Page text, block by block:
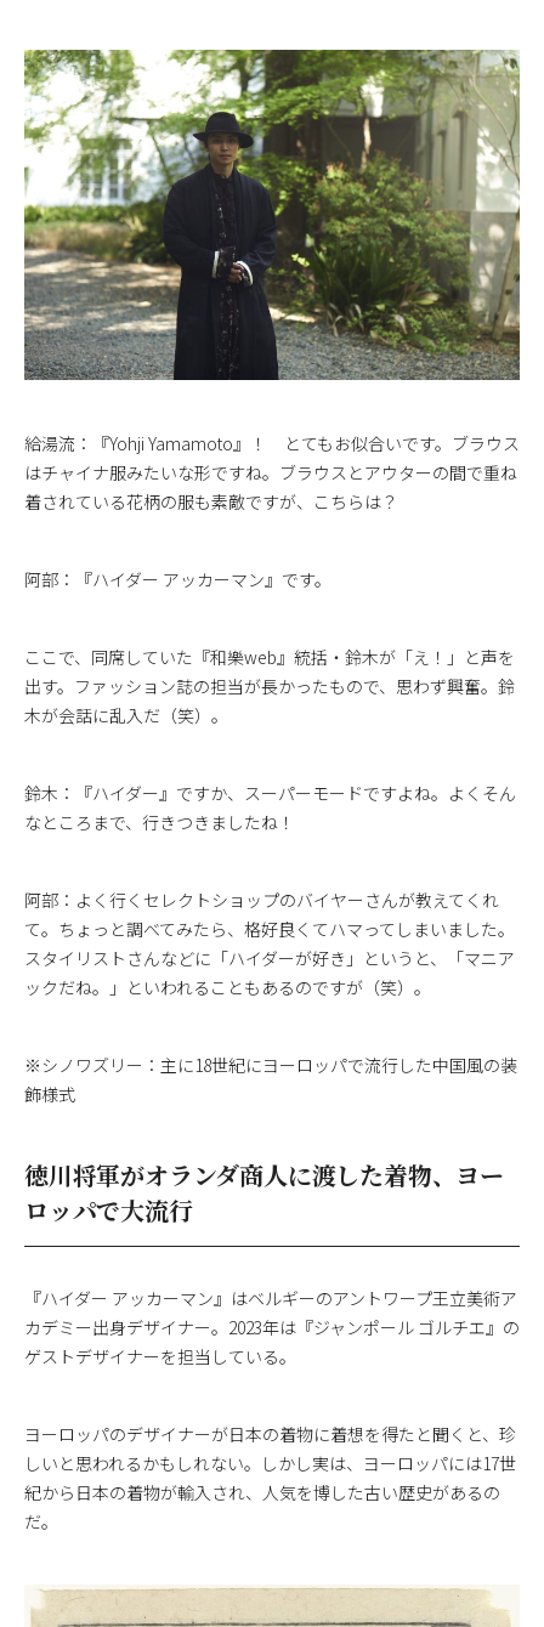
給湯流：『Yohji Yamamoto』！ とてもお似合いです。ブラウス
はチャイナ服みたいな形ですね。ブラウスとアウターの間で重ね
着されている花柄の服も素敵ですが、こちらは？
阿部：『ハイダー アッカーマン』です。
ここで、同席していた『和樂web』統括・鈴木が「え！」と声を
出す。ファッション誌の担当が長かったもので、思わず興奮。鈴
木が会話に乱入だ（笑）。
鈴木：『ハイダー』ですか、スーパーモードですよね。よくそん
なところまで、行きつきましたね！
阿部：よく行くセレクトショップのバイヤーさんが教えてくれ
て。ちょっと調べてみたら、格好良くてハマってしまいました。
スタイリストさんなどに「ハイダーが好き」というと、「マニア
ックだね。」といわれることもあるのですが（笑）。
※シノワズリー：主に18世紀にヨーロッパで流行した中国風の装
飾様式
徳川将軍がオランダ商人に渡した着物、ヨー
ロッパで大流行
『ハイダー アッカーマン』はベルギーのアントワープ王立美術ア
カデミー出身デザイナー。2023年は『ジャンポール ゴルチエ』の
ゲストデザイナーを担当している。
ヨーロッパのデザイナーが日本の着物に着想を得たと聞くと、珍
しいと思われるかもしれない。しかし実は、ヨーロッパには17世
紀から日本の着物が輸入され、人気を博した古い歴史があるの
だ。